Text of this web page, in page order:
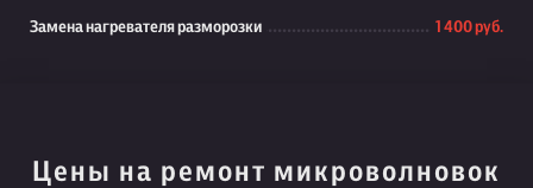
Замена нагревателя разморозки 1 400 руб.
Цены на ремонт микроволновок